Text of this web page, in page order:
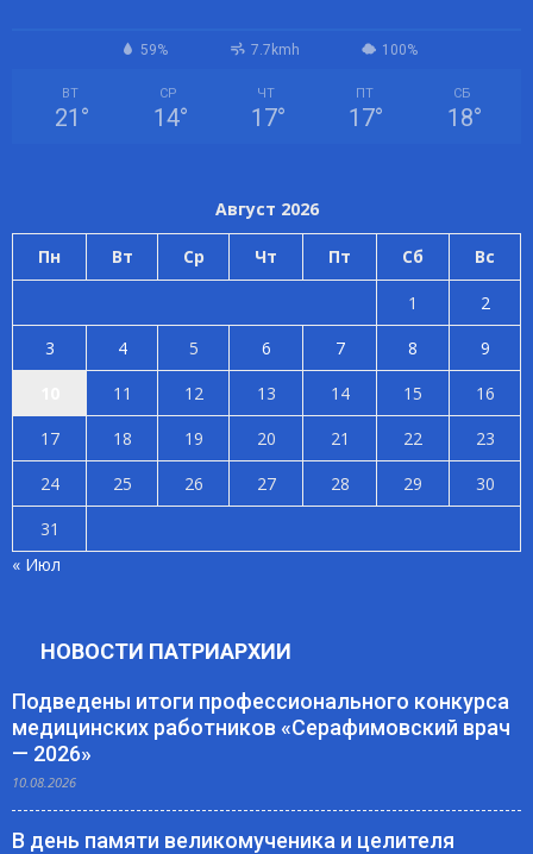
59% 7.7kmh 100%
ВТ
21 °
СР
14°
ЧТ
17°
ПТ
17°
СБ
18°
Август 2026
Пн Вт Ср Чт Пт Сб Вс
1
2
3
4 5 6 7 8
9
11 12 13 14 15
16
17
18 19 20 21 22
23
24
25 26 27 28 29
30
31
« Июл
НОВОСТИ ПАТРИАРХИИ
Подведены итоги профессионального конкурса
медицинских работников «Серафимовский врач
— 2026»
10.08.2026
В день памяти великомученика и целителя